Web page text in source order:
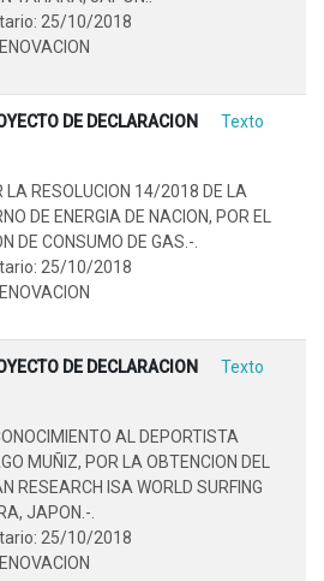
25/10/2018
DE DECLARACION
Texto
LA RESOLUCION 14/2018 DE LA
DE ENERGIA DE NACION, POR EL
DE CONSUMO DE GAS.-.
25/10/2018
DE DECLARACION
Texto
AL DEPORTISTA
MUÑIZ, POR LA OBTENCION DEL
RESEARCH ISA WORLD SURFING
JAPON.-.
25/10/2018